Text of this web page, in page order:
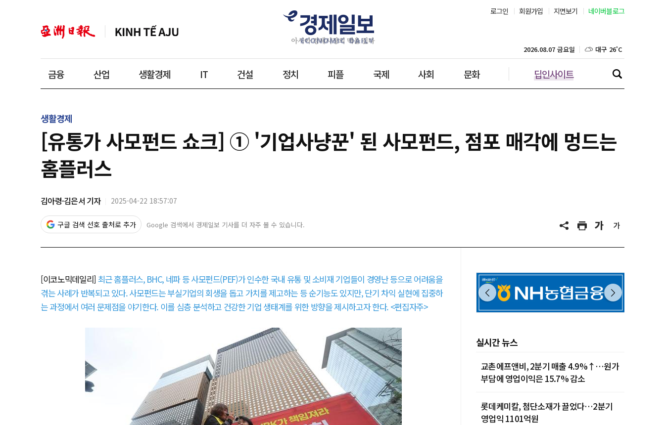
로그인 회원가입 지면보기 네이버블로그
금융 산업 생활경제 IT 건설 정치 피플 국제 사회 문화 딥인사이트
2026.08.07 금요일 대구 26˚C
인천 29˚C
울산 25˚C
생활경제
[유통가 사모펀드 쇼크] ① '기업사냥꾼' 된 사모펀드, 점포 매각에 멍드는
홈플러스
김아령·김은서 기자 2025-04-22 18:57:07
구글 검색 선호 출처로 추가 Google 검색에서 경제일보 기사를 더 자주 볼 수 있습니다.
[이코노믹데일리] 최근 홈플러스, BHC, 네파 등 사모펀드(PEF)가 인수한 국내 유통 및 소비재 기업들이 경영난 등으로 어려움을
겪는 사례가 반복되고 있다. 사모펀드는 부실기업의 회생을 돕고 가치를 제고하는 등 순기능도 있지만, 단기 차익 실현에 집중하
는 과정에서 여러 문제점을 야기한다. 이를 심층 분석하고 건강한 기업 생태계를 위한 방향을 제시하고자 한다. <편집자주>
실시간 뉴스
교촌에프앤비, 2분기 매출 4.9%↑…원가
부담에 영업이익은 15.7% 감소
롯데케미칼, 첨단소재가 끌었다…2분기
영업익 1101억원